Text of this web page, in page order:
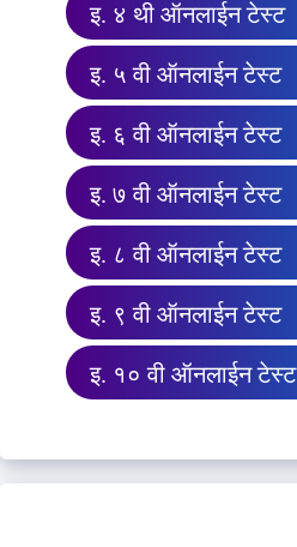
इ. ४ थी ऑनलाईन टेस्ट
इ. ५ वी ऑनलाईन टेस्ट
इ. ६ वी ऑनलाईन टेस्ट
इ. ७ वी ऑनलाईन टेस्ट
इ. ८ वी ऑनलाईन टेस्ट
इ. ९ वी ऑनलाईन टेस्ट
इ. १० वी ऑनलाईन टेस्ट